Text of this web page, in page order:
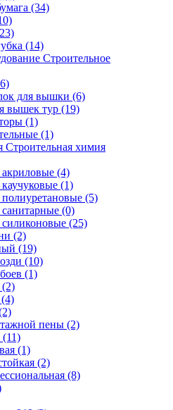
(34)
(14)
Строительное
для вышки (6)
вышек тур (19)
(1)
(1)
Строительная химия
(4)
(1)
(5)
(0)
(25)
(2)
(19)
(10)
(1)
пены (2)
(1)
(2)
(8)